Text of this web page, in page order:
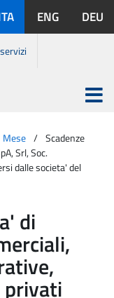
ENG DEU
Apri
menu
Mese
Scadenze
Srl, Soc.
dalle societa' del
di
privati